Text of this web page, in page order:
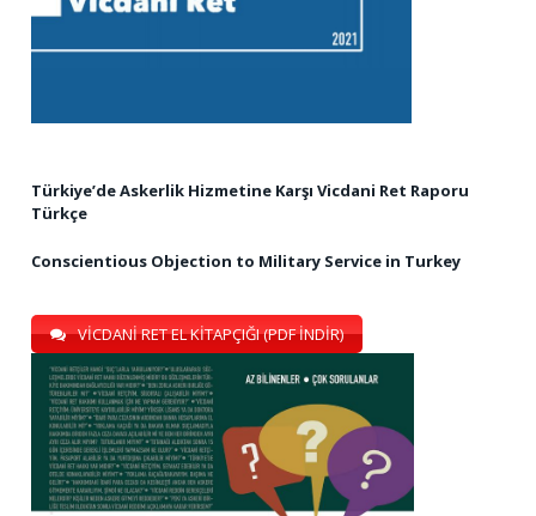
Türkiye’de Askerlik Hizmetine Karşı Vicdani Ret Raporu
Türkçe
Conscientious Objection to Military Service in Turkey
VİCDANİ RET EL KİTAPÇIĞI (PDF İNDİR)